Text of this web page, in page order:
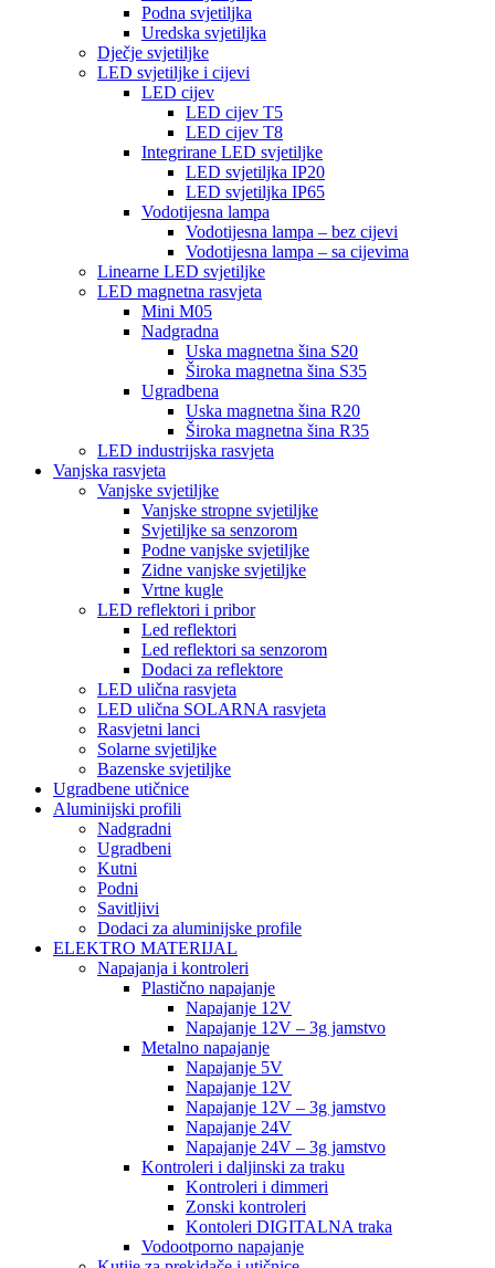
Podna svjetiljka
Uredska svjetiljka
Dječje svjetiljke
LED svjetiljke i cijevi
LED cijev
LED cijev T5
LED cijev T8
Integrirane LED svjetiljke
LED svjetiljka IP20
LED svjetiljka IP65
Vodotijesna lampa
Vodotijesna lampa – bez cijevi
Vodotijesna lampa – sa cijevima
Linearne LED svjetiljke
LED magnetna rasvjeta
Mini M05
Nadgradna
Uska magnetna šina S20
Široka magnetna šina S35
Ugradbena
Uska magnetna šina R20
Široka magnetna šina R35
LED industrijska rasvjeta
Vanjska rasvjeta
Vanjske svjetiljke
Vanjske stropne svjetiljke
Svjetiljke sa senzorom
Podne vanjske svjetiljke
Zidne vanjske svjetiljke
Vrtne kugle
LED reflektori i pribor
Led reflektori
Led reflektori sa senzorom
Dodaci za reflektore
LED ulična rasvjeta
LED ulična SOLARNA rasvjeta
Rasvjetni lanci
Solarne svjetiljke
Bazenske svjetiljke
Ugradbene utičnice
Aluminijski profili
Nadgradni
Ugradbeni
Kutni
Podni
Savitljivi
Dodaci za aluminijske profile
ELEKTRO MATERIJAL
Napajanja i kontroleri
Plastično napajanje
Napajanje 12V
Napajanje 12V – 3g jamstvo
Metalno napajanje
Napajanje 5V
Napajanje 12V
Napajanje 12V – 3g jamstvo
Napajanje 24V
Napajanje 24V – 3g jamstvo
Kontroleri i daljinski za traku
Kontroleri i dimmeri
Zonski kontroleri
Kontoleri DIGITALNA traka
Vodootporno napajanje